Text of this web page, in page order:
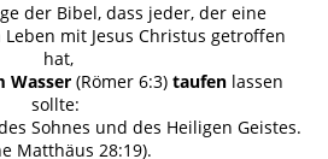
der Bibel, dass jeder, der eine
mit Jesus Christus getroffen
hat,
Wasser (Römer 6:3) taufen lassen
sollte:
Sohnes und des Heiligen Geistes.
Matthäus 28:19).